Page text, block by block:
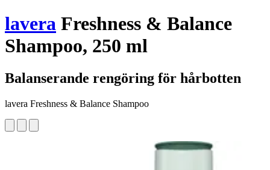
lavera Freshness & Balance
Shampoo, 250 ml
Balanserande rengöring för hårbotten
lavera Freshness & Balance Shampoo